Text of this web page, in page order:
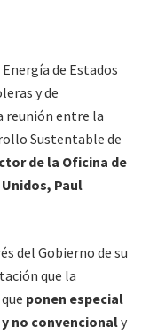
de Estados
y de
reunión entre la
Sustentable de
de la Oficina de
Paul
del Gobierno de su
que la
ponen especial
no convencionaly